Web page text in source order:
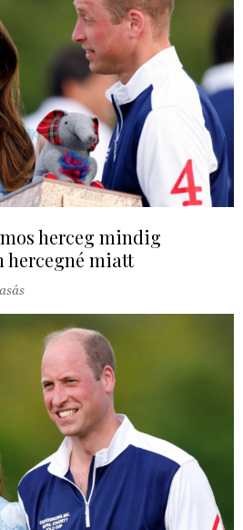
herceg mindig
hercegné miatt